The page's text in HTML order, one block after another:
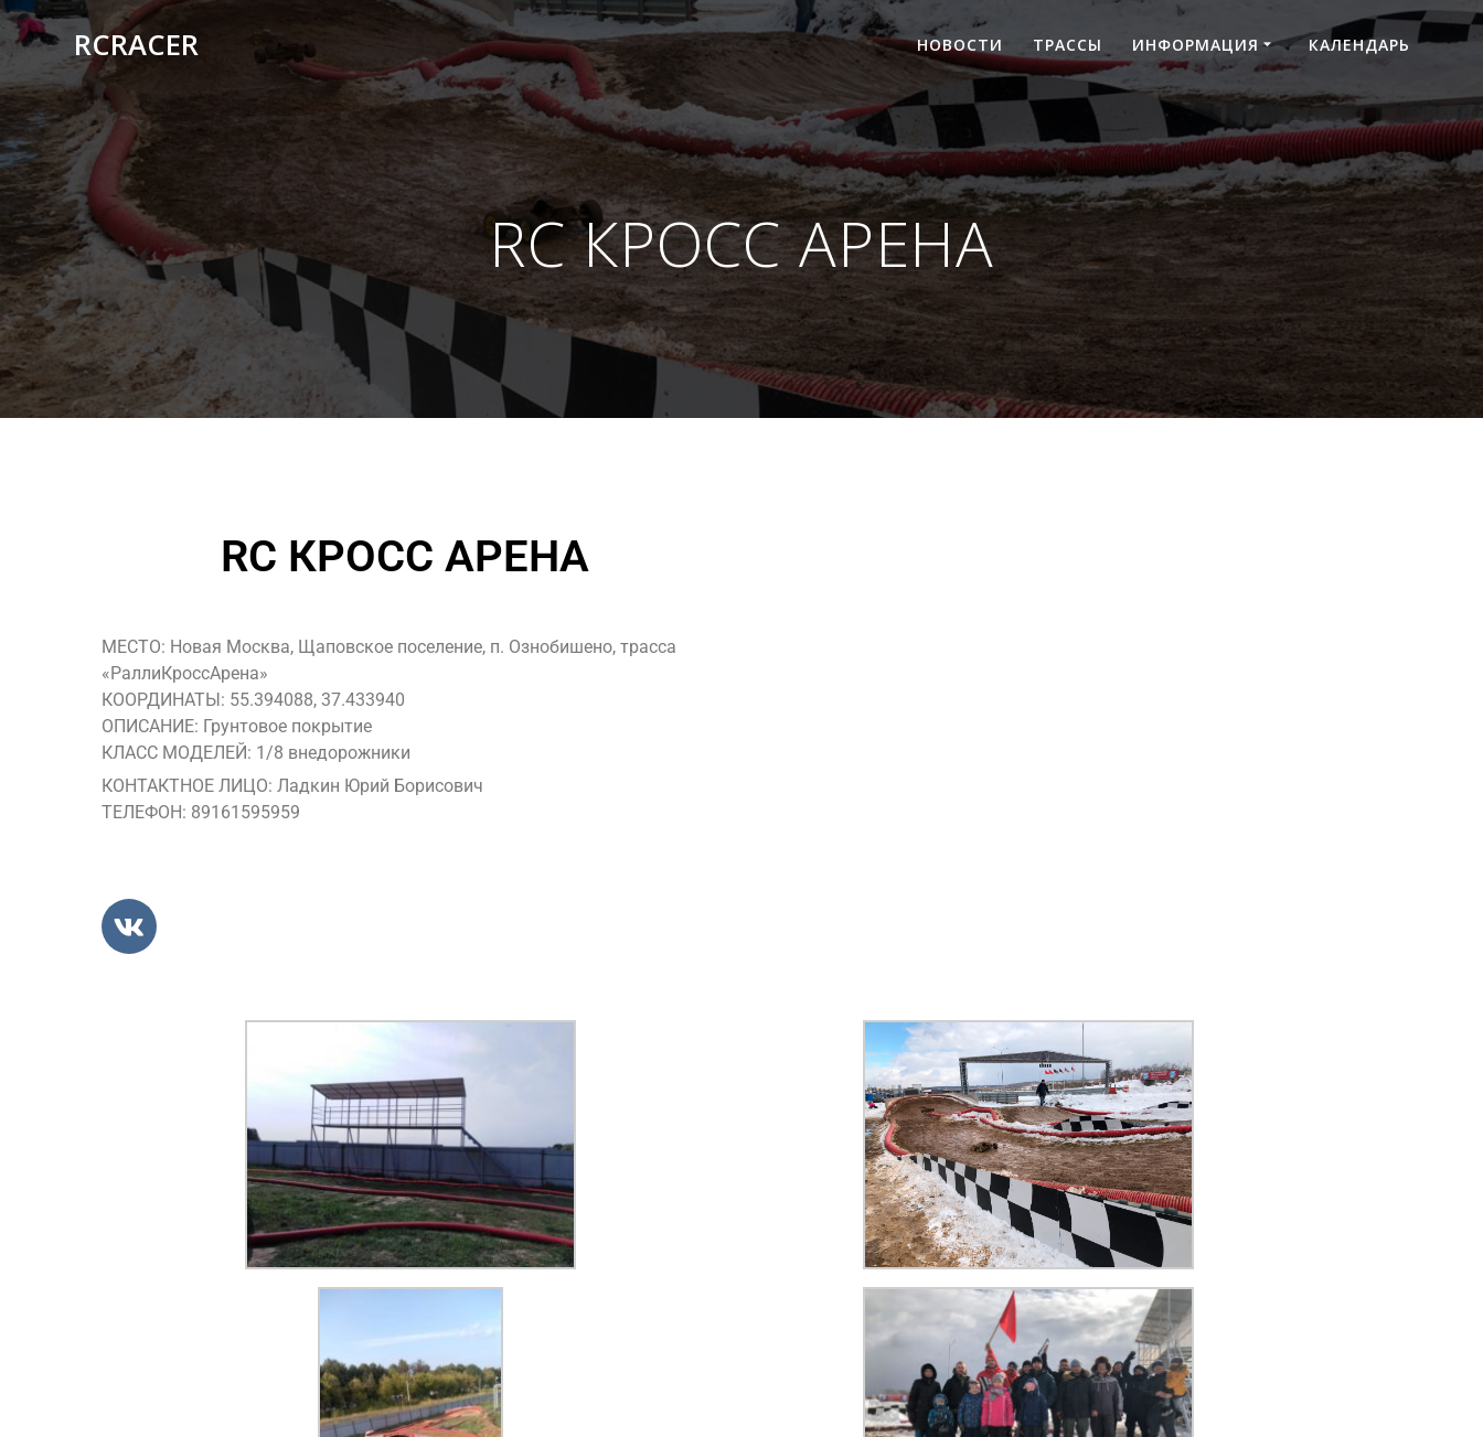
RCRACER НОВОСТИ ТРАССЫ ИНФОРМАЦИЯ КАЛЕНДАРЬ
RC КРОСС АРЕНА
RC КРОСС АРЕНА
МЕСТО: Новая Москва, Щаповское поселение, п. Ознобишено, трасса
«РаллиКроссАрена»
КООРДИНАТЫ: 55.394088, 37.433940
ОПИСАНИЕ: Грунтовое покрытие
КЛАСС МОДЕЛЕЙ: 1/8 внедорожники
КОНТАКТНОЕ ЛИЦО: Ладкин Юрий Борисович
ТЕЛЕФОН: 89161595959